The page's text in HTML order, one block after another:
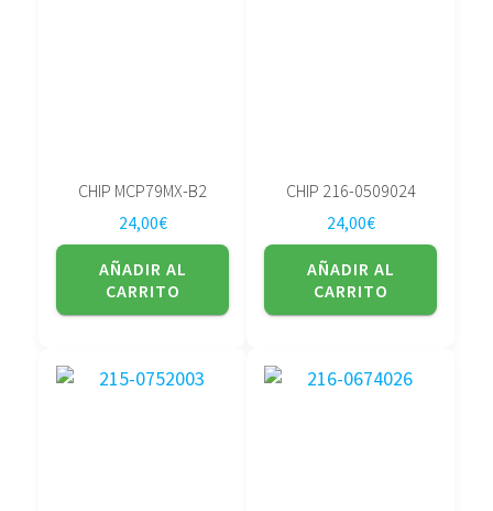
CHIP MCP79MX-B2
24,00€
AÑADIR AL
CARRITO
CHIP 216-0509024
24,00€
AÑADIR AL
CARRITO